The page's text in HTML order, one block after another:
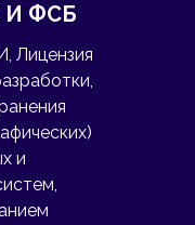
И ФСБ
Лицензия
и